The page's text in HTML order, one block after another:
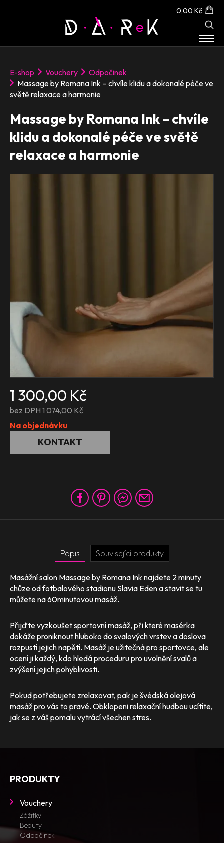
0,00 Kč
KONTAKT
E-shop Vouchery
Odpočinek
Massage by Romana Ink – chvíle klidu a dokonalé péče ve
světě relaxace a harmonie
Massage by Romana Ink – chvíle
klidu a dokonalé péče ve světě
relaxace a harmonie
1 300,00 Kč
bez DPH 1 074,00 Kč
Na objednávku
KONTAKT
Popis Související produkty
Masážní salon Massage by Romana Ink najdete 2 minuty
chůze od fotbalového stadionu Slavia Eden a stavit se tu
můžete na 60minutovou masáž.
Přijďte vyzkoušet sportovní masáž, při které masérka
dokáže proniknout hluboko do svalových vrstev a doslova
rozpustí jejich napětí. Masáž je užitečná pro sportovce, ale
ocení ji každý, kdo hledá proceduru pro uvolnění svalů a
zvýšení jejich pohyblivosti.
Pokud potřebujete zrelaxovat, pak je švédská olejová
masáž pro vás to pravé. Obklopeni relaxační hudbou ucítíte,
jak se z váš pomalu vytrácí všechen stres.
PRODUKTY
Vouchery
Zážitky
Beauty
Odpočinek